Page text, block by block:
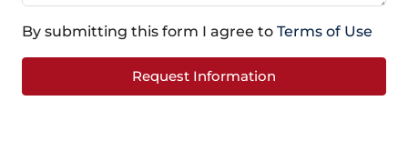
By submitting this form I agree to Terms of Use
Request Information